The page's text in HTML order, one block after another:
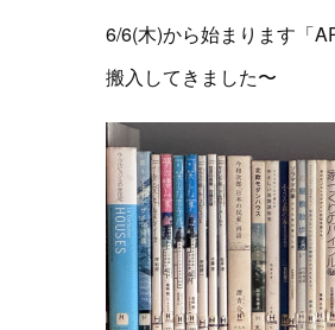
6/6(木)から始まります「
搬入してきました〜